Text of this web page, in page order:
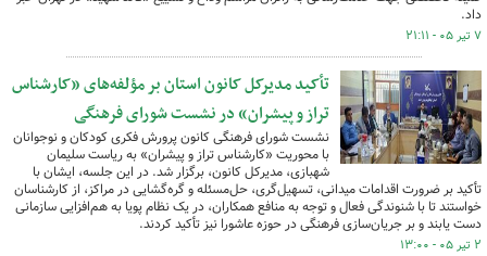
داد.
۷ تیر ۰۵ - ۲۱:۱۱
تأکید مدیرکل کانون استان بر مؤلفه‌های «کارشناس
تراز و پیشران» در نشست شورای فرهنگی
نشست شورای فرهنگی کانون پرورش فکری کودکان و نوجوانان
با محوریت «کارشناس تراز و پیشران» به ریاست سلیمان
شهبازی، مدیرکل کانون، برگزار شد. در این جلسه، ایشان با
تأکید بر ضرورت اقدامات میدانی، تسهیل‌گری، حل‌مسئله و گره‌گشایی در مراکز، از کارشناسان
خواستند تا با شنوندگی فعال و توجه به منافع همکاران، در یک نظام پویا به هم‌افزایی سازمانی
دست یابند و بر جریان‌سازی فرهنگی در حوزه عاشورا نیز تأکید کردند.
۲ تیر ۰۵ - ۱۳:۰۰